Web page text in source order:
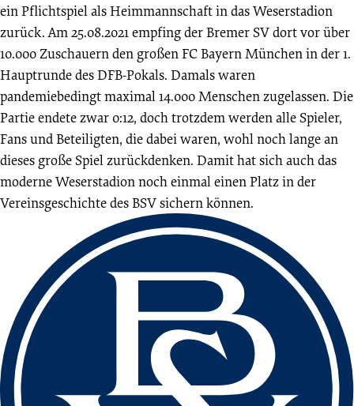
ein Pflichtspiel als Heimmannschaft in das Weserstadion
zurück. Am 25.08.2021 empfing der Bremer SV dort vor über
10.000 Zuschauern den großen FC Bayern München in der 1.
Hauptrunde des DFB-Pokals. Damals waren
pandemiebedingt maximal 14.000 Menschen zugelassen. Die
Partie endete zwar 0:12, doch trotzdem werden alle Spieler,
Fans und Beteiligten, die dabei waren, wohl noch lange an
dieses große Spiel zurückdenken. Damit hat sich auch das
moderne Weserstadion noch einmal einen Platz in der
Vereinsgeschichte des BSV sichern können.